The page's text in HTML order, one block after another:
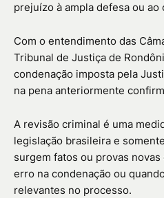
prejuízo à ampla defesa ou
Com o entendimento das
Tribunal de Justiça de
condenação imposta pela
na pena anteriormente
A revisão criminal é uma
legislação brasileira e
surgem fatos ou provas
erro na condenação ou
relevantes no processo.